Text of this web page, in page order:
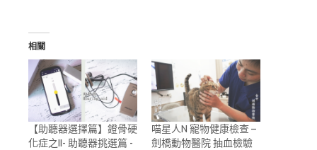
相關
【助聽器選擇篇】鐙骨硬
化症之II- 助聽器挑選篇 -
喵星人N 寵物健康檢查 –
劍橋動物醫院 抽血檢驗